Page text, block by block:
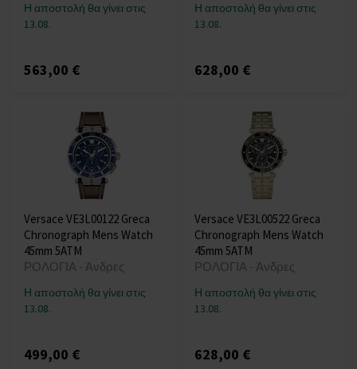
Η αποστολή θα γίνει στις
13.08.
563,00 €
Η αποστολή θα γίνει στις
13.08.
628,00 €
Versace VE3L00122 Greca
Chronograph Mens Watch
45mm 5ATM
ΡΟΛΟΓΙΑ - Άνδρες
Η αποστολή θα γίνει στις
13.08.
499,00 €
Versace VE3L00522 Greca
Chronograph Mens Watch
45mm 5ATM
ΡΟΛΟΓΙΑ - Άνδρες
Η αποστολή θα γίνει στις
13.08.
628,00 €